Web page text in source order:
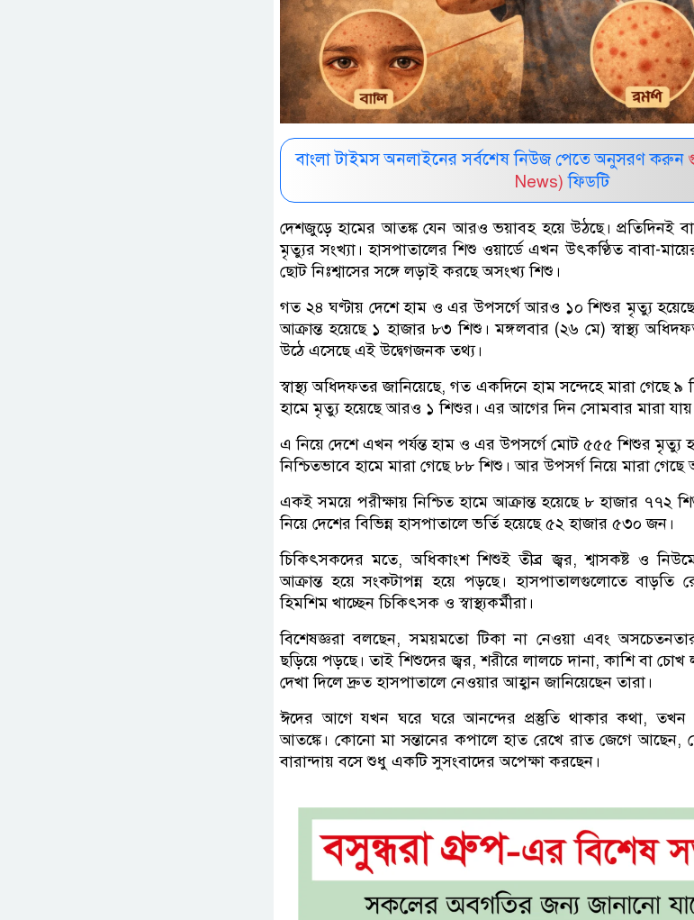
বাংলা টাইমস অনলাইনের সর্বশেষ নিউজ পেতে অনুসরণ করুন
News) ফিডটি
দেশজুড়ে হামের আতঙ্ক যেন আরও ভয়াবহ হয়ে উঠছে। প্রতিদিনই
মৃত্যুর সংখ্যা। হাসপাতালের শিশু ওয়ার্ডে এখন উৎকণ্ঠিত বাবা-
ছোট নিঃশ্বাসের সঙ্গে লড়াই করছে অসংখ্য শিশু।
গত ২৪ ঘণ্টায় দেশে হাম ও এর উপসর্গে আরও ১০ শিশুর মৃত্যু
আক্রান্ত হয়েছে ১ হাজার ৮৩ শিশু। মঙ্গলবার (২৬ মে) স্বাস্থ্য
উঠে এসেছে এই উদ্বেগজনক তথ্য।
স্বাস্থ্য অধিদফতর জানিয়েছে, গত একদিনে হাম সন্দেহে মারা গেছে ৯
হামে মৃত্যু হয়েছে আরও ১ শিশুর। এর আগের দিন সোমবার মারা
এ নিয়ে দেশে এখন পর্যন্ত হাম ও এর উপসর্গে মোট ৫৫৫ শিশুর মৃত্যু
নিশ্চিতভাবে হামে মারা গেছে ৮৮ শিশু। আর উপসর্গ নিয়ে মারা
একই সময়ে পরীক্ষায় নিশ্চিত হামে আক্রান্ত হয়েছে ৮ হাজার ৭৭২
নিয়ে দেশের বিভিন্ন হাসপাতালে ভর্তি হয়েছে ৫২ হাজার ৫৩০ জন।
চিকিৎসকদের মতে, অধিকাংশ শিশুই তীব্র জ্বর, শ্বাসকষ্ট ও
আক্রান্ত হয়ে সংকটাপন্ন হয়ে পড়ছে। হাসপাতালগুলোতে বাড়তি
হিমশিম খাচ্ছেন চিকিৎসক ও স্বাস্থ্যকর্মীরা।
বিশেষজ্ঞরা বলছেন, সময়মতো টিকা না নেওয়া এবং
ছড়িয়ে পড়ছে। তাই শিশুদের জ্বর, শরীরে লালচে দানা, কাশি বা
দেখা দিলে দ্রুত হাসপাতালে নেওয়ার আহ্বান জানিয়েছেন তারা।
ঈদের আগে যখন ঘরে ঘরে আনন্দের প্রস্তুতি থাকার কথা, তখন
আতঙ্কে। কোনো মা সন্তানের কপালে হাত রেখে রাত জেগে আছেন,
বারান্দায় বসে শুধু একটি সুসংবাদের অপেক্ষা করছেন।